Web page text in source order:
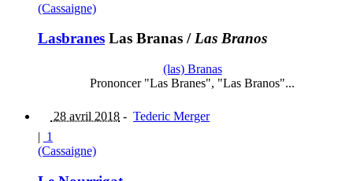
(Cassaigne)
Lasbranes Las Branas /Las Branos
(las) Branas
Prononcer "Las Branes", "Las Branos"...
28 avril 2018 - Tederic Merger
| 1
(Cassaigne)